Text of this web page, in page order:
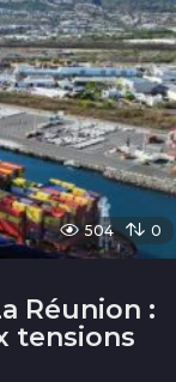
504 0
Réunion :
tensions